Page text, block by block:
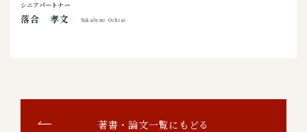
シニアパートナー
落合 孝文 Takafumi Ochiai
著書・論文一覧にもどる